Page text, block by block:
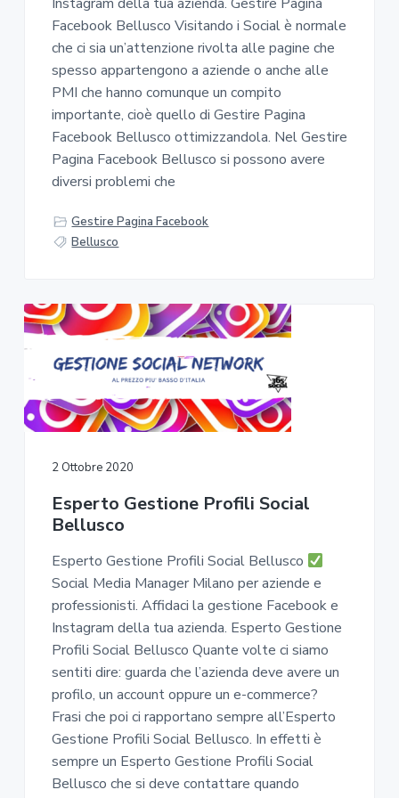
Facebook Bellusco Visitando i Social è normale
che ci sia un’attenzione rivolta alle pagine che
spesso appartengono a aziende o anche alle
PMI che hanno comunque un compito
importante, cioè quello di Gestire Pagina
Facebook Bellusco ottimizzandola. Nel Gestire
Pagina Facebook Bellusco si possono avere
diversi problemi che
Gestire Pagina Facebook
Bellusco
2 Ottobre 2020
Esperto Gestione Profili Social
Bellusco
Esperto Gestione Profili Social Bellusco
Social Media Manager Milano per aziende e
professionisti. Affidaci la gestione Facebook e
Instagram della tua azienda. Esperto Gestione
Profili Social Bellusco Quante volte ci siamo
sentiti dire: guarda che l’azienda deve avere un
profilo, un account oppure un e-commerce?
Frasi che poi ci rapportano sempre all’Esperto
Gestione Profili Social Bellusco. In effetti è
sempre un Esperto Gestione Profili Social
Bellusco che si deve contattare quando